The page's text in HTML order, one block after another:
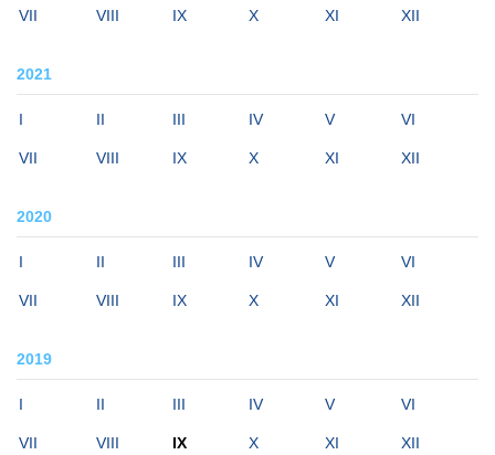
VII VIII IX X XI XII
2021
I II III IV V VI
VII VIII IX X XI XII
2020
I II III IV V VI
VII VIII IX X XI XII
2019
I II III IV V VI
VII VIII IX X XI XII